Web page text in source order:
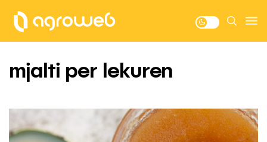
mjalti per lekuren